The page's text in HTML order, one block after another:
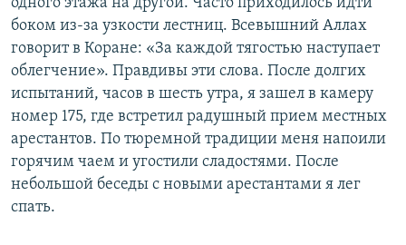
одного этажа на другой. Часто приходилось идти
боком из-за узкости лестниц. Всевышний Аллах
говорит в Коране: «За каждой тягостью наступает
облегчение». Правдивы эти слова. После долгих
испытаний, часов в шесть утра, я зашел в камеру
номер 175, где встретил радушный прием местных
арестантов. По тюремной традиции меня напоили
горячим чаем и угостили сладостями. После
небольшой беседы с новыми арестантами я лег
спать.